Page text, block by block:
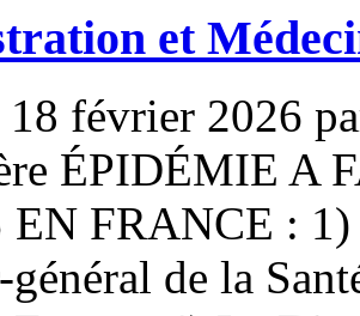
et
février 2026
ÉPIDÉMIE A
EN FRANCE :
de la